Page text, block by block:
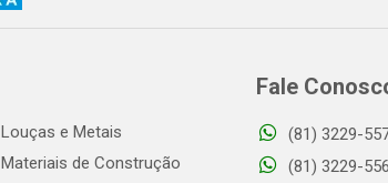
Louças e Metais
Materiais de Construção
Fale
(81) 3229-
(81) 3229-